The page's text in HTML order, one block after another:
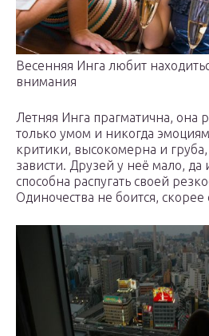
Весенняя Инга любит
внимания
Летняя Инга прагматична, она
только умом и никогда
критики, высокомерна и
зависти. Друзей у неё мало, да
способна распугать своей
Одиночества не боится, скорее